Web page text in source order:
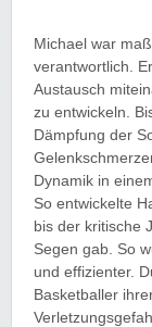
Michael war
verantwortlich.
Austausch
zu entwickeln.
Dämpfung der
Dynamik in
So entwickelte
bis der kritische
Segen gab. So
und effizienter.
Basketballer